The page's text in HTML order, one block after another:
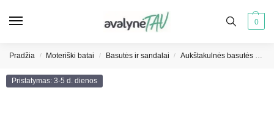
0
Pradžia / Moteriški batai / Basutės ir sandalai / Aukštakulnės basutės moterims
Pristatymas: 3-5 d. dienos